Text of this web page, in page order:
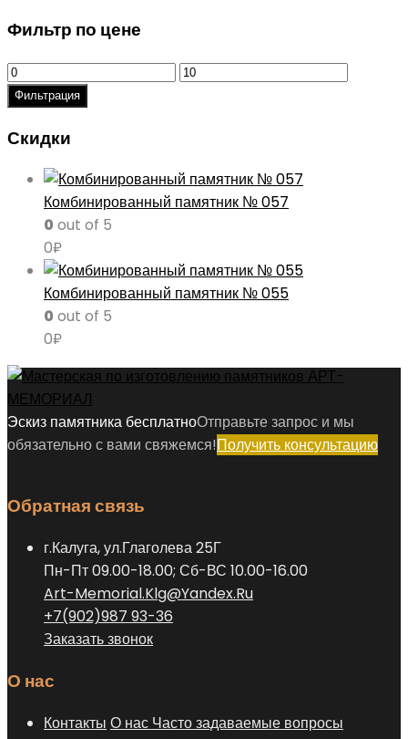
Фильтр по цене
Минимальная
цена
Максимальная
Фильтрация
Скидки
Комбинированный памятник № 057
0 out of 5
0₽
Комбинированный памятник № 055
0 out of 5
0₽
Эскиз памятника бесплатноОтправьте запрос и мы
обязательно с вами свяжемся!Получить консультацию
Обратная связь
г.Калуга, ул.Глаголева 25Г
Пн-Пт 09.00-18.00; Сб-ВС 10.00-16.00
Art-Memorial.Klg@Yandex.Ru
+7(902)987 93-36
Заказать звонок
О нас
Контакты О нас Часто задаваемые вопросы